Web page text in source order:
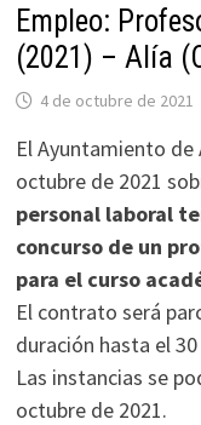
Empleo:
(2021) – Alía
4 de octubre de 2021
El Ayuntamiento de
octubre de 2021
personal laboral
concurso de un
para el curso
El contrato será
duración hasta el
Las instancias se
octubre de 2021.